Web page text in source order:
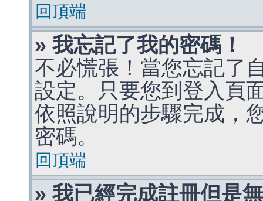
回頂端
» 我忘記了我的密碼！
不必慌張！當您忘記了
設定。只要您到登入頁
依照說明的步驟完成，
密碼。
回頂端
» 我已經完成註冊但是